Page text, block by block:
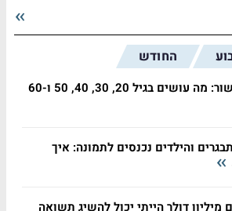
החודש
בגיל 20, 30, 40, 50 ו-60
והילדים נכנסים לתמונה: איך
מיליון דולר הייתי יכול להשיג תשואה